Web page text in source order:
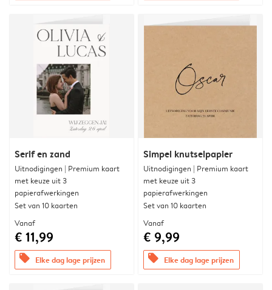
Serif en zand
Uitnodigingen | Premium kaart
met keuze uit 3
papierafwerkingen
Set van 10 kaarten
Vanaf
€ 11,99
offers Elke dag lage prijzen
Simpel knutselpapier
Uitnodigingen | Premium kaart
met keuze uit 3
papierafwerkingen
Set van 10 kaarten
Vanaf
€ 9,99
offers Elke dag lage prijzen